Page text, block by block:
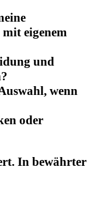
eigenem
und
wenn
oder
In bewährter